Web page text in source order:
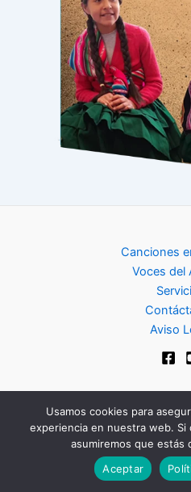
Canciones
Voces del
Aviso
Copyright © 2024
Usamos cookies para
experiencia en nuestra web.
asumiremos que estás
Aceptar